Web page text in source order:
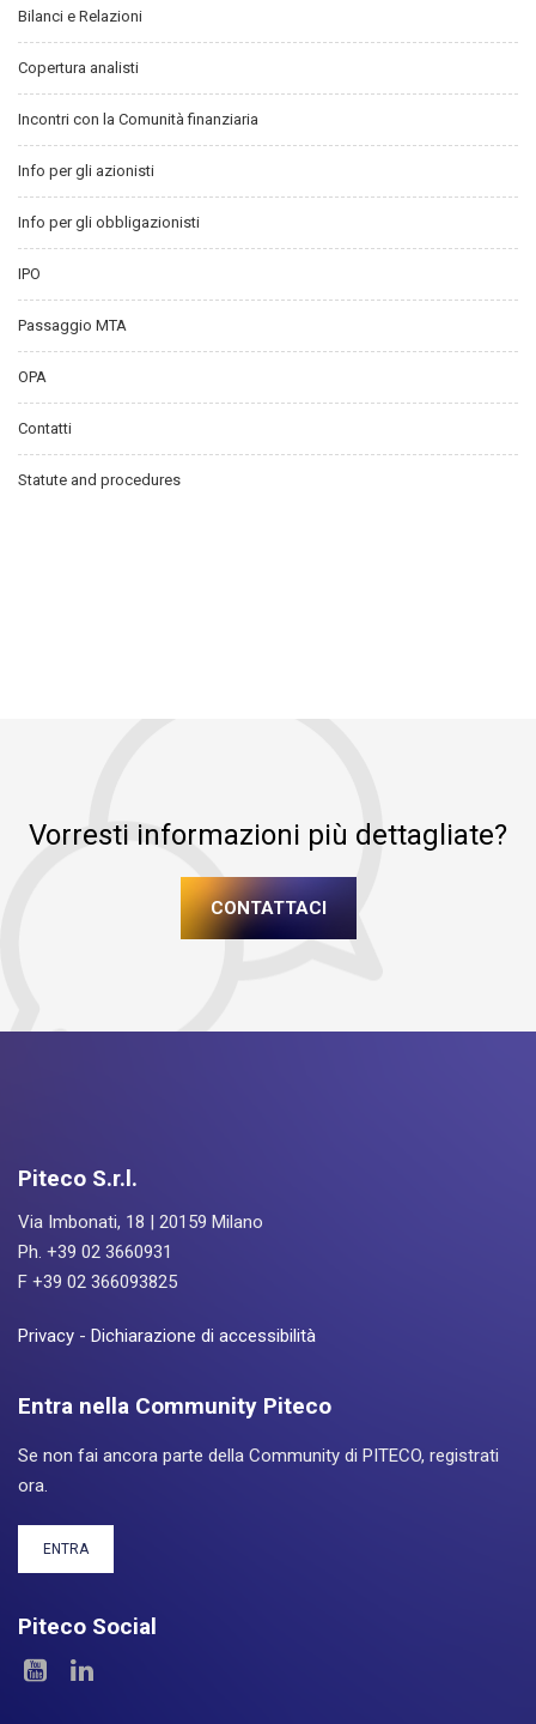
Bilanci e Relazioni
Copertura analisti
Incontri con la Comunità finanziaria
Info per gli azionisti
Info per gli obbligazionisti
IPO
Passaggio MTA
OPA
Contatti
Statute and procedures
Vorresti informazioni più dettagliate?
CONTATTACI
Piteco S.r.l.
Via Imbonati, 18 | 20159 Milano
Ph. +39 02 3660931
F +39 02 366093825
Privacy - Dichiarazione di accessibilità
Entra nella Community Piteco
Se non fai ancora parte della Community di PITECO, registrati
ora.
ENTRA
Piteco Social